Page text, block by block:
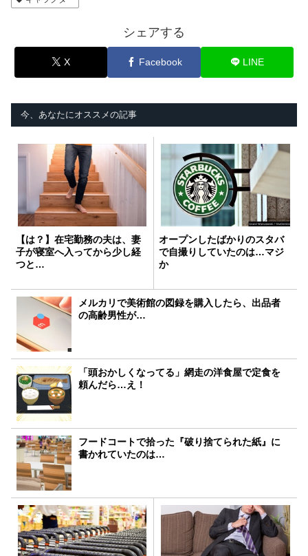
シェアする
X Facebook LINE
今、あなたにオススメの記事
【は？】在宅勤務の夫は、妻
子が寝室へ入ってから少し経
つと…
オープンしたばかりのスタバ
で自撮りしていたのは…マジ
か
メルカリで美術館の図録を購入したら、出品者
の高齢男性が…
「頭おかしくなってる」網走の洋食屋で定食を
頼んだら…え！
フードコートで拾った『破り捨てられた紙』に
書かれていたのは…